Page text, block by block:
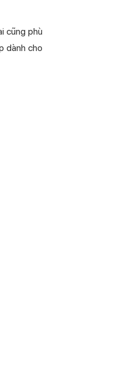
cũng phù
dành cho